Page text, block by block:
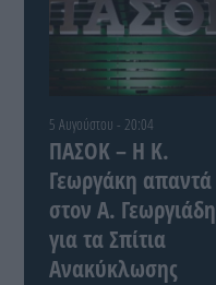
5 Αυγούστου - 20:04
ΠΑΣΟΚ – Η Κ.
Γεωργάκη απαντά
στον Α. Γεωργιάδη
για τα Σπίτια
Ανακύκλωσης